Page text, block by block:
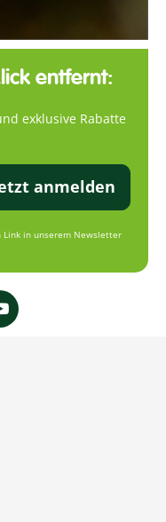
entfernt:
exklusive Rabatte
anmelden
in unserem Newsletter